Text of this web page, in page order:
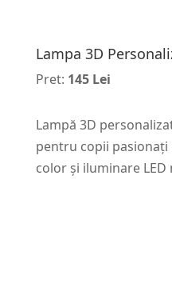
Lampa 3D
Pret: 145 Lei
Lampă 3D
pentru copii pasionați
color și iluminare LED